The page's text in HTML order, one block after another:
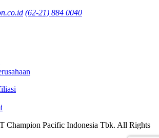
(62-21) 884 0040
Champion Pacific Indonesia Tbk. All Rights